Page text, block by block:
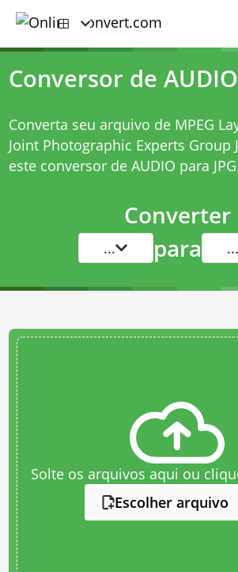
Conversor de
Converta seu arquivo de MPEG
Joint Photographic Experts Group
este conversor de AUDIO para JPG
Converter
... para ...
Solte os arquivos aqui ou
Escolher arquivo